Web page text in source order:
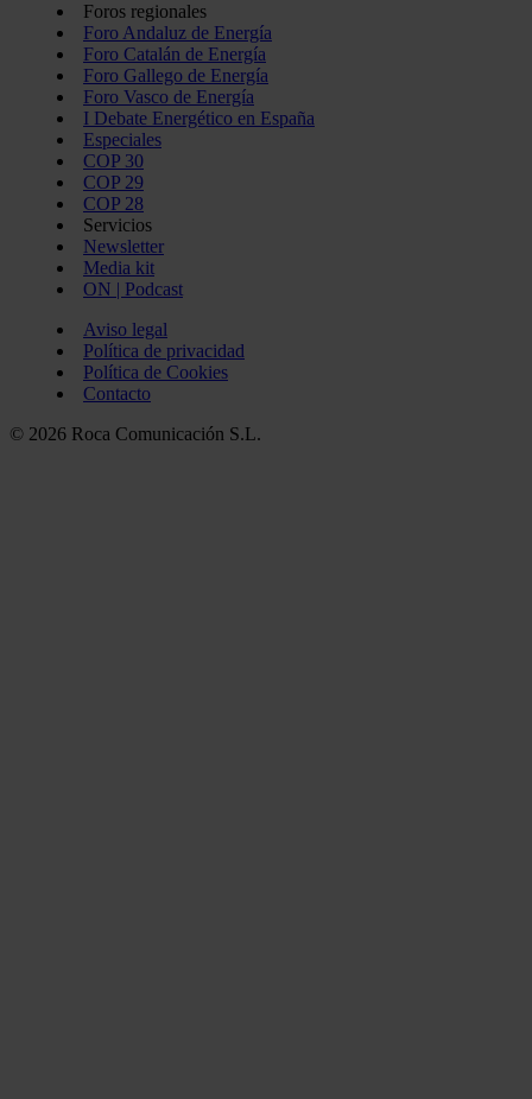
Foros regionales
Foro Andaluz de Energía
Foro Catalán de Energía
Foro Gallego de Energía
Foro Vasco de Energía
I Debate Energético en España
Especiales
COP 30
COP 29
COP 28
Servicios
Newsletter
Media kit
ON | Podcast
Aviso legal
Política de privacidad
Política de Cookies
Contacto
© 2026 Roca Comunicación S.L.